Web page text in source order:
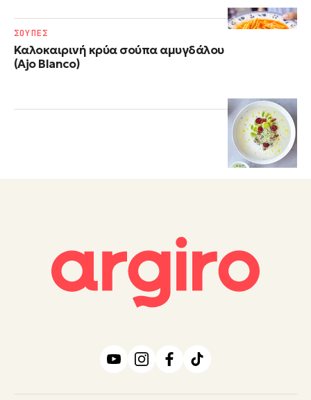
Καλοκαιρινή κρύα σούπα αμυγδάλου
(Ajo Blanco)
ΣΟΥΠΕΣ